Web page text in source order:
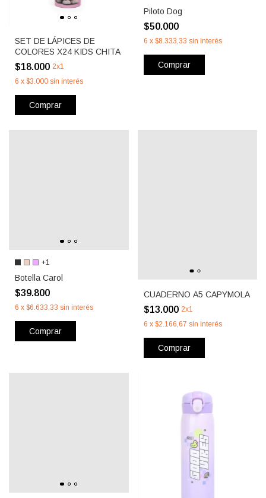
SET DE LÁPICES DE
COLORES X24 KIDS CHITA
$18.000 2x1
6 x $3.000 sin interés
Comprar
Piloto Dog
$50.000
6 x $8.333,33 sin interés
Comprar
+1
Botella Carol
$39.800
6 x $6.633,33 sin interés
Comprar
CUADERNO A5 CAPYMOLA
$13.000 2x1
6 x $2.166,67 sin interés
Comprar